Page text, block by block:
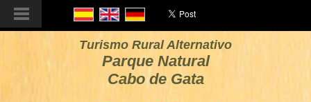
Turismo Rural Alternativo
Parque Natural
Cabo de Gata